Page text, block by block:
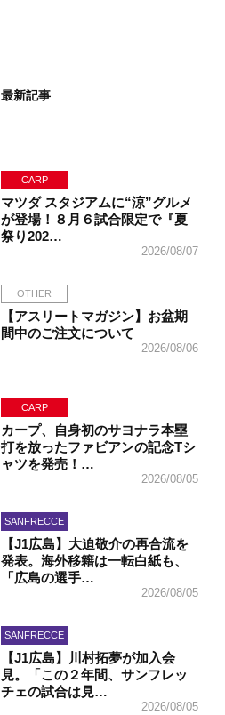
最新記事
CARP
マツダ スタジアムに“涼”グルメ
が登場！８月６試合限定で『夏
祭り202…
2026/08/07
OTHER
【アスリートマガジン】お盆期
間中のご注文について
2026/08/06
CARP
カープ、自身初のサヨナラ本塁
打を放ったファビアンの記念Tシ
ャツを発売！…
2026/08/05
SANFRECCE
【J1広島】大迫敬介の再合流を
発表。海外移籍は一転白紙も、
「広島の選手…
2026/08/05
SANFRECCE
【J1広島】川村拓夢が加入会
見。「この２年間、サンフレッ
チェの試合は見…
2026/08/05